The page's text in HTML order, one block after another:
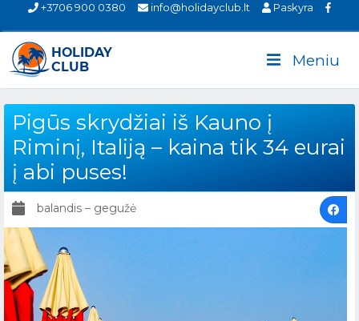
+3706 900 0380 info@holidayclub.lt Paskyra
Meniu
Pigūs skrydžiai iš Kauno į
Riminį, Italiją – kaina tik 34 eurai
į abi puses!
balandis – gegužė